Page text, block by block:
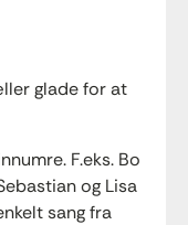
glade for at
F.eks. Bo
og Lisa
sang fra